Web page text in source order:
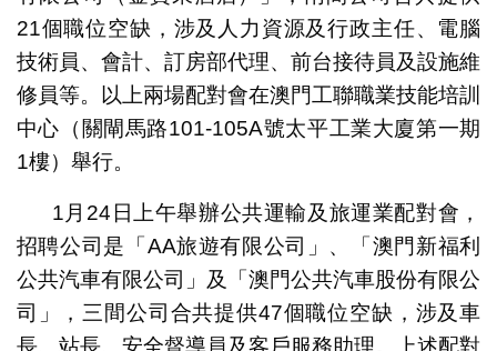
21個職位空缺，涉及人力資源及行政主任、電腦
技術員、會計、訂房部代理、前台接待員及設施維
修員等。以上兩場配對會在澳門工聯職業技能培訓
中心（關閘馬路101-105A號太平工業大廈第一期
1樓）舉行。
1月24日上午舉辦公共運輸及旅運業配對會，
招聘公司是「AA旅遊有限公司」、「澳門新福利
公共汽車有限公司」及「澳門公共汽車股份有限公
司」，三間公司合共提供47個職位空缺，涉及車
長、站長、安全督導員及客戶服務助理。上述配對